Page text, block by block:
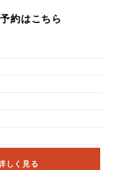
約はこちら
しく見る